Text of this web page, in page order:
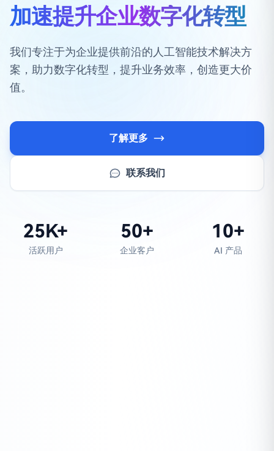
加速提升企业数字化转型
我们专注于为企业提供前沿的人工智能技术解决方
案，助力数字化转型，提升业务效率，创造更大价
值。
了解更多
联系我们
25K+
活跃用户
50+
企业客户
10+
AI 产品